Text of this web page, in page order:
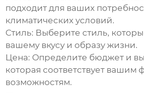
подходит для ваших
климатических условий.
Стиль: Выберите стиль,
вашему вкусу и образу жизни.
Цена: Определите бюджет и
которая соответствует вашим
возможностям.